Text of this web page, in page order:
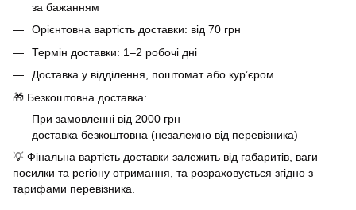
за бажанням
Орієнтовна вартість доставки: від 70 грн
Термін доставки: 1–2 робочі дні
Доставка у відділення, поштомат або кур’єром
🎁 Безкоштовна доставка:
При замовленні від 2000 грн —
доставка безкоштовна (незалежно від перевізника)
💡 Фінальна вартість доставки залежить від габаритів, ваги
посилки та регіону отримання, та розраховується згідно з
тарифами перевізника.